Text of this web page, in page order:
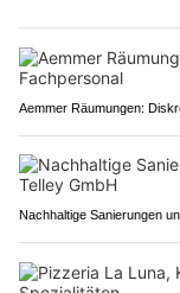
Aemmer Räumungen:
Nachhaltige Sanierungen